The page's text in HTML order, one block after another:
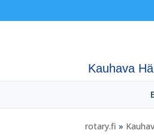
Kauhava
rotary.fi »